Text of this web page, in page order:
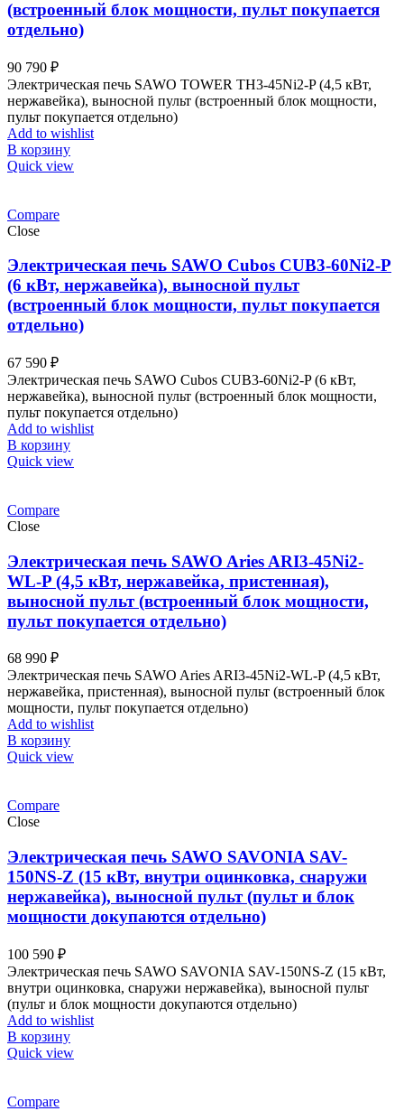
(встроенный блок мощности, пульт покупается
отдельно)
90 790 ₽
Электрическая печь SAWO TOWER TH3-45Ni2-P (4,5 кВт,
нержавейка), выносной пульт (встроенный блок мощности,
пульт покупается отдельно)
Add to wishlist
В корзину
Quick view
Compare
Close
Электрическая печь SAWO Cubos CUB3-60Ni2-P
(6 кВт, нержавейка), выносной пульт
(встроенный блок мощности, пульт покупается
отдельно)
67 590 ₽
Электрическая печь SAWO Cubos CUB3-60Ni2-P (6 кВт,
нержавейка), выносной пульт (встроенный блок мощности,
пульт покупается отдельно)
Add to wishlist
В корзину
Quick view
Compare
Close
Электрическая печь SAWO Aries ARI3-45Ni2-
WL-P (4,5 кВт, нержавейка, пристенная),
выносной пульт (встроенный блок мощности,
пульт покупается отдельно)
68 990 ₽
Электрическая печь SAWO Aries ARI3-45Ni2-WL-P (4,5 кВт,
нержавейка, пристенная), выносной пульт (встроенный блок
мощности, пульт покупается отдельно)
Add to wishlist
В корзину
Quick view
Compare
Close
Электрическая печь SAWO SAVONIA SAV-
150NS-Z (15 кВт, внутри оцинковка, снаружи
нержавейка), выносной пульт (пульт и блок
мощности докупаются отдельно)
100 590 ₽
Электрическая печь SAWO SAVONIA SAV-150NS-Z (15 кВт,
внутри оцинковка, снаружи нержавейка), выносной пульт
(пульт и блок мощности докупаются отдельно)
Add to wishlist
В корзину
Quick view
Compare